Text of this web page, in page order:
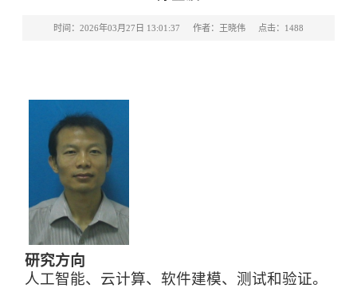
时间：2026年03月27日 13:01:37 作者：王晓伟 点击： 1488
研究方向
人工智能、云计算、软件建模、测试和验证。